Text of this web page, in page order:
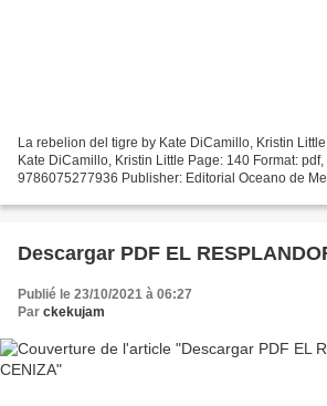
La rebelion del tigre by Kate DiCamillo, Kristin
Kate DiCamillo, Kristin Little Page: 140 Format:
9786075277936 Publisher: Editorial Oceano de
Descargar PDF EL
Publié le 23/10/2021 à 06:27
Par ckekujam